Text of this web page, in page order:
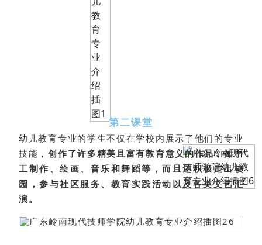
第二课堂
幼儿教育专业的学生不仅在学校内展示了他们的专业
技能，创作了许多精美且富有教育意义的作品，如手
工制作、绘画、音乐和舞蹈等，而且还积极走出校
园，参与社区服务、教育实践活动以及各类文艺汇
演。